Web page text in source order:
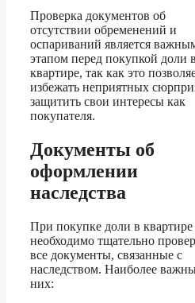
Проверка документов об
отсутствии обременений и
оспариваний является
этапом перед покупкой доли в
квартире, так как это
избежать неприятных
защитить свои интересы как
покупателя.
Документы об
оформлении
наследства
При покупке доли в квартире
необходимо тщательно
все документы, связанные с
наследством. Наиболее
них: